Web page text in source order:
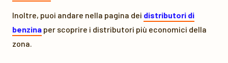
Inoltre, puoi andare nella pagina dei distributori di
benzina per scoprire i distributori più economici della
zona.